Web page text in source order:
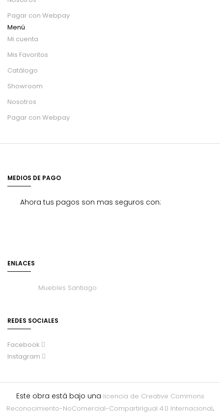
Pagar con Webpay
Menú
Mi cuenta
Mis Favoritos
Catálogo
Showroom
Nosotros
Pagar con Webpay
MEDIOS DE PAGO
Ahora tus pagos son mas seguros con:
ENLACES
Muebles Santiago
REDES SOCIALES
Facebook
Instagram
Este obra está bajo una licencia de Creative Commons
Reconocimiento-NoComercial-CompartirIgual 4.0 Internacional.